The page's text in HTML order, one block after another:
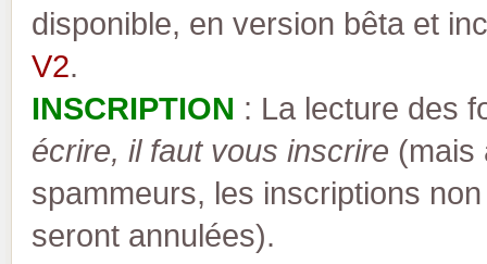
disponible, en version bêta et
V2.
INSCRIPTION : La lecture des
écrire, il faut vous inscrire (mais
spammeurs, les inscriptions
seront annulées).